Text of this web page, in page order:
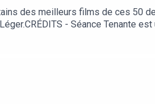
des meilleurs films de ces 50
- Séance Tenante
Bordat.